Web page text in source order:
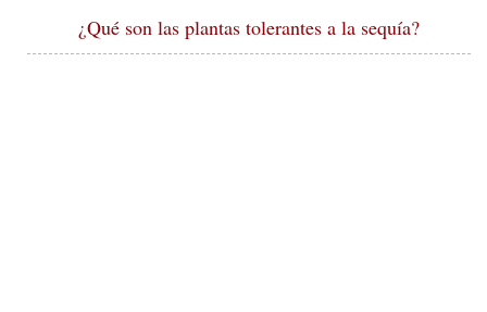
¿Qué son las plantas tolerantes a la sequía?